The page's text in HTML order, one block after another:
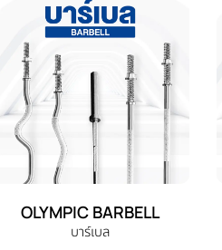
OLYMPIC BARBELL
บาร์เบล